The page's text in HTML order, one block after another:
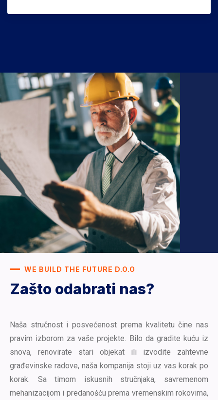
WE BUILD THE FUTURE D.O.O
Zašto odabrati nas?
Naša stručnost i posvećenost prema kvalitetu čine nas
pravim izborom za vaše projekte. Bilo da gradite kuću iz
snova, renovirate stari objekat ili izvodite zahtevne
građevinske radove, naša kompanija stoji uz vas korak po
korak. Sa timom iskusnih stručnjaka, savremenom
mehanizacijom i predanošću prema vremenskim rokovima,